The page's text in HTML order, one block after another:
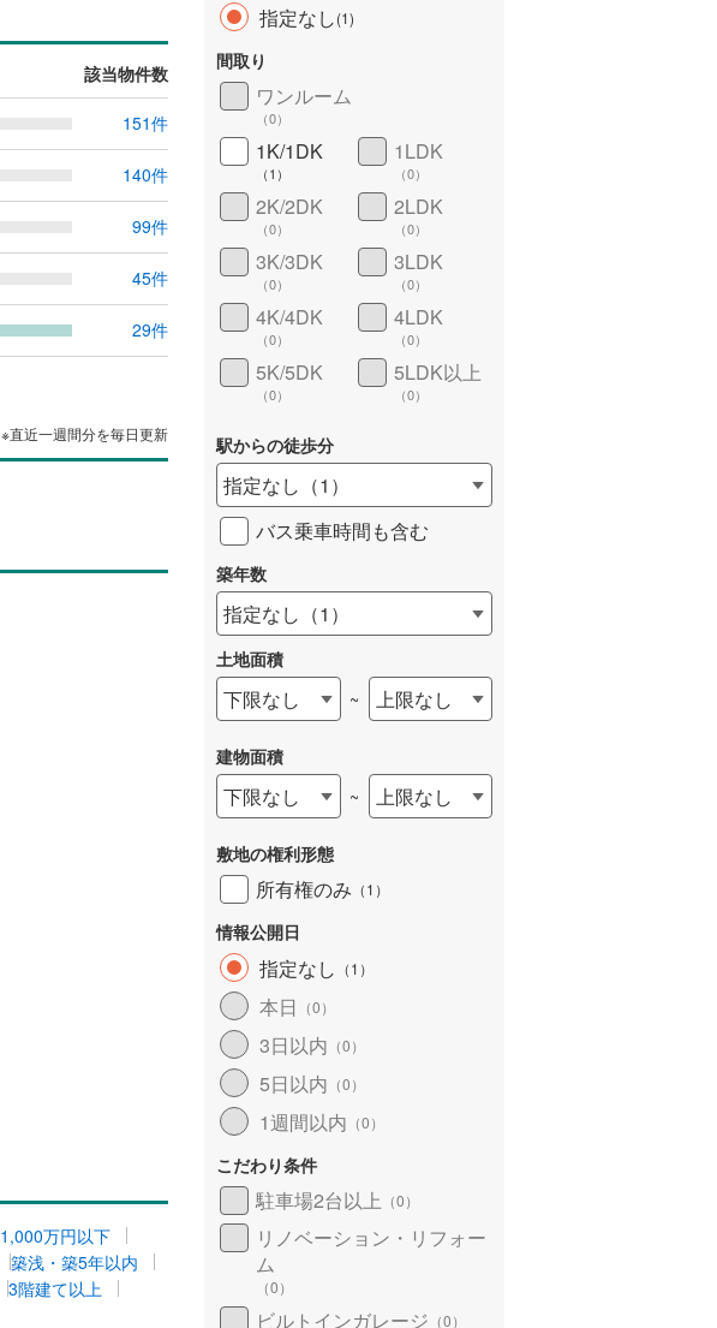
該当物件数
151件
140件
99件
45件
29件
※直近一週間分を毎日更新
1,000万円以下
築浅・築5年以内
3階建て以上
指定なし(1)
間取り
ワンルーム
（0）
1K/1DK
（1 ）
1LDK
（0）
2K/2DK
（0）
2LDK
（0）
3K/3DK
（0）
3LDK
（0）
4K/4DK
（0）
4LDK
（0）
5K/5DK
（0）
5LDK以上
（0）
駅からの徒歩分
指定なし （1 ）
バス乗車時間も含む
築年数
指定なし （1 ）
土地面積
下限なし ~ 上限なし
建物面積
下限なし ~ 上限なし
敷地の権利形態
所有権のみ （1 ）
情報公開日
指定なし （1 ）
本日 （0）
3日以内 （0）
5日以内 （0）
1週間以内 （0）
こだわり条件
駐車場2台以上 （0）
リノベーション・リフォー
ム
（0）
ビルトインガレージ （0）
長期優良住宅 ）
詳しく見る